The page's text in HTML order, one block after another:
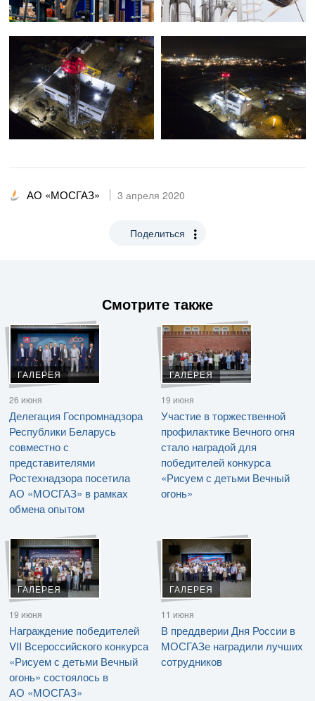
АО «МОСГАЗ» 3 апреля 2020
Поделиться
Смотрите также
ГАЛЕРЕЯ
26 июня
Делегация Госпромнадзора
Республики Беларусь
совместно с
представителями
Ростехнадзора посетила
АО «МОСГАЗ» в рамках
обмена опытом
ГАЛЕРЕЯ
19 июня
Участие в торжественной
профилактике Вечного огня
стало наградой для
победителей конкурса
«Рисуем с детьми Вечный
огонь»
ГАЛЕРЕЯ
19 июня
Награждение победителей
VII Всероссийского конкурса
«Рисуем с детьми Вечный
огонь» состоялось в
АО «МОСГАЗ»
ГАЛЕРЕЯ
11 июня
В преддверии Дня России в
МОСГАЗе наградили лучших
сотрудников